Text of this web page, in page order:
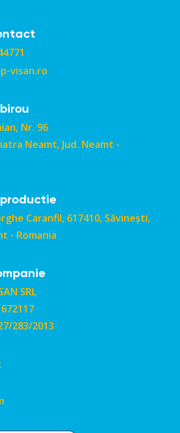
visan.ro
Nr. 96
Neamt, Jud. Neamt -
Caranfil, 617410, Săvinești,
- Romania
SRL
283/2013